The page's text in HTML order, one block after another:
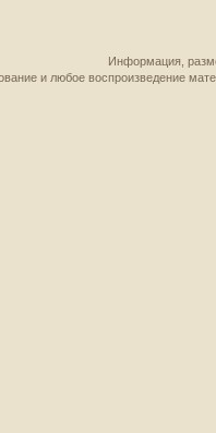
Информация,
и любое воспроизведение